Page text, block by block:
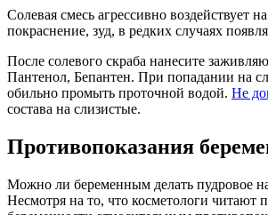
Солевая смесь агрессивно воздействует
покраснение, зуд, в редких случаях
После солевого скраба нанесите
Пантенол, Бепантен. При попадании на
обильно промыть проточной водой. Не
состава на слизистые.
Противопоказания
Можно ли беременным делать пудровое
Несмотря на то, что косметологи читают